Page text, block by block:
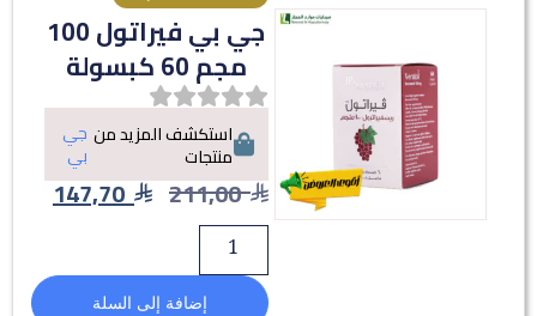
جي بي فيراتول 100
مجم 60 كبسولة
استكشف المزيد من
منتجات
جي
211,00
147,70
إضافة إلى السلة